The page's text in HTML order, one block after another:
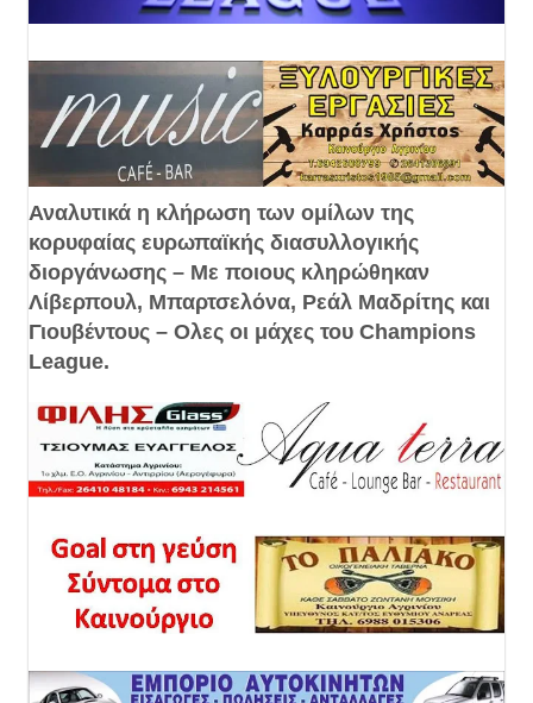
Αναλυτικά η κλήρωση των ομίλων της
κορυφαίας ευρωπαϊκής διασυλλογικής
διοργάνωσης – Με ποιους κληρώθηκαν
Λίβερπουλ, Μπαρτσελόνα, Ρεάλ Μαδρίτης και
Γιουβέντους – Ολες οι μάχες του Champions
League.